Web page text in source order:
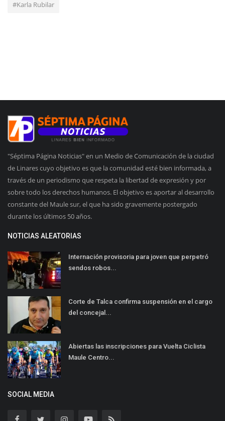
#Karla Rubilar
"Séptima Página Noticias" en un Medio de Comunicación de la ciudad
de Linares cuyo objetivo es que la comunidad esté bien informada, a
través de un periodismo que respeta la libertad de expresión y por
sobre todo los derechos humanos. El objetivo es aportar al desarrollo
constante del Maule sur, el que ha sido gravemente postergado
durante los últimos 50 años.
NOTICIAS ALEATORIAS
Internación provisoria para joven que perpetró
sendos robos...
Corte de Talca confirma suspensión en el cargo
del concejal...
Abiertas las inscripciones para Vuelta Ciclista
Maule Centro...
SOCIAL MEDIA